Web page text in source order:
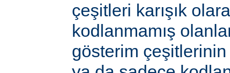
çeşitleri karışık
kodlanmamış
gösterim